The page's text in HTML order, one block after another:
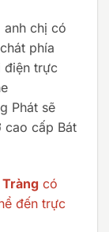
anh chị có
phía
điện trực
Phát sẽ
cao cấp Bát
có
đến trực